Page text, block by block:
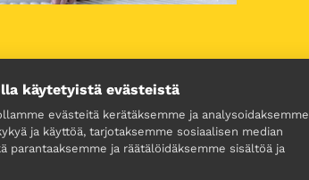
käytetyistä evästeistä
evästeitä kerätäksemme ja analysoidaksemme
ja käyttöä, tarjotaksemme sosiaalisen median
parantaaksemme ja räätälöidäksemme sisältöä ja